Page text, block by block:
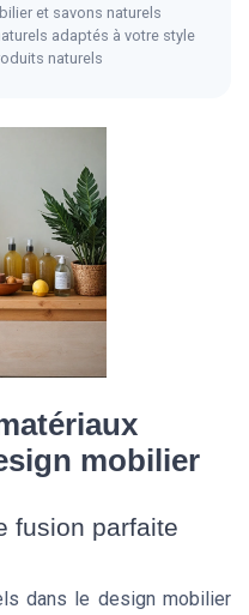
et savons naturels
adaptés à votre style
naturels
mobilier
fusion parfaite
dans le design mobilier